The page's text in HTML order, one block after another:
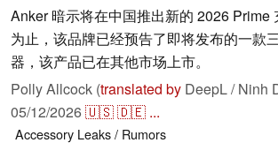
Anker 暗示将在中国推出新的 2026 Prime
为止，该品牌已经预告了即将发布的一款
器，该产品已在其他市场上市。
Polly Allcock (translated by DeepL / Ninh
05/12/2026🇺🇸🇩🇪 ...
Accessory Leaks / Rumors